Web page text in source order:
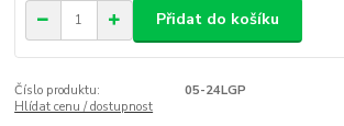
Přidat do košíku
Číslo produktu:
05-24LGP
Hlídat cenu / dostupnost